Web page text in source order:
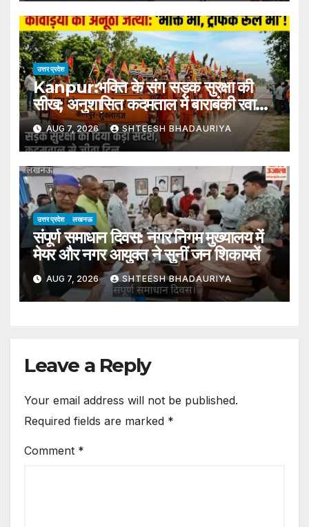
His Younger Brother Abaan
उत्तर प्रदेश
Kanpur:भक्ति के संग सड़क सुरक्षा की
सीख; अनुशासित कदमताल में बाराबंकी रवाना
हुआ कांवड़ियों का बड़ा जत्था – Kanpur-
kanwar-yatra-road-safety-
message-lodheshwar-
mahadev
AUG 7, 2026 SHTEESH BHADAURIYA
उत्तर प्रदेश लखनऊ
संपूर्ण समाधान दिवस: नगर निगम मुख्यालय में
मेयर और नगर आयुक्त ने सुनीं जन शिकायतें
AUG 7, 2026 SHTEESH BHADAURIYA
Leave a Reply
Your email address will not be published.
Required fields are marked *
Comment *